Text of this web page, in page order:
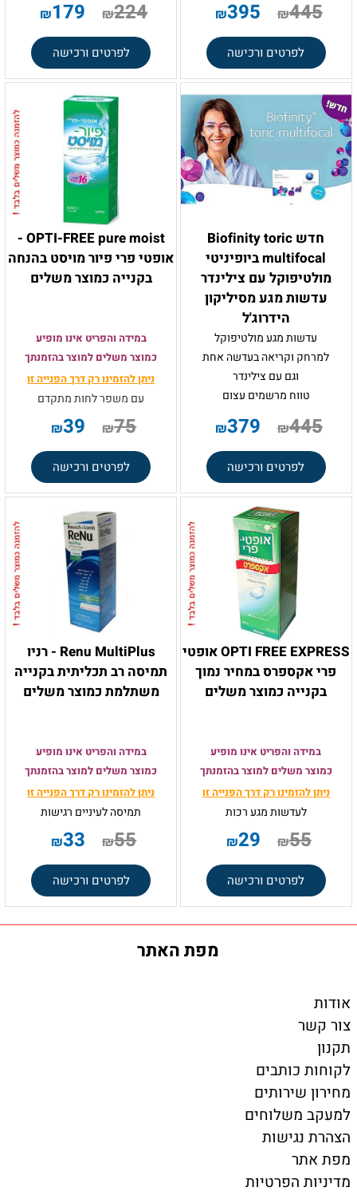
₪445
₪395
לפרטים ורכישה
₪224
₪179
לפרטים ורכישה
חדש Biofinity toric
multifocal ביופיניטי
מולטיפוקל עם צילינדר
עדשות מגע מסיליקון
הידרוג'ל
עדשות מגע מולטיפוקל
למרחק וקריאה בעדשה אחת
וגם עם צילינדר
טווח מרשמים עצום
₪445
₪379
לפרטים ורכישה
OPTI-FREE pure moist -
אופטי פרי פיור מויסט בהנחה
בקנייה כמוצר משלים
במידה והפריט אינו מופיע
כמוצר משלים למוצר בהזמנתך
ניתן להזמינו רק דרך הפנייה זו
עם משפר לחות מתקדם
₪75
₪39
לפרטים ורכישה
OPTI FREE EXPRESS אופטי
פרי אקספרס במחיר נמוך
בקנייה כמוצר משלים
במידה והפריט אינו מופיע
כמוצר משלים למוצר בהזמנתך
ניתן להזמינו רק דרך הפנייה זו
לעדשות מגע רכות
₪55
₪29
לפרטים ורכישה
Renu MultiPlus - רניו
תמיסה רב תכליתית בקנייה
משתלמת כמוצר משלים
במידה והפריט אינו מופיע
כמוצר משלים למוצר בהזמנתך
ניתן להזמינו רק דרך הפנייה זו
תמיסהלעיניים רגישות
₪55
₪33
לפרטים ורכישה
מפת האתר
אודות
צור קשר
תקנון
לקוחות כותבים
מחירון שירותים
למעקב משלוחים
הצהרת נגישות
מפת אתר
מדיניות הפרטיות